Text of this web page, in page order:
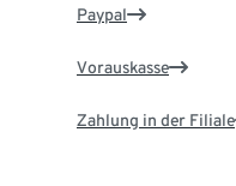
Paypal
Vorauskasse
Zahlung in der Filiale